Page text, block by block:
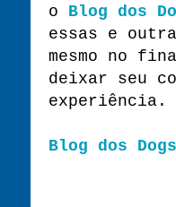
o Blog dos
essas e
mesmo no
deixar seu
experiência.
Blog dos Dogs